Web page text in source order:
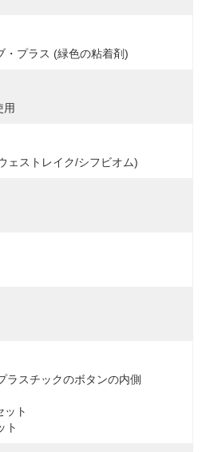
・プラス (緑色の粘着剤)
用
ェストレイク/シフビオム)
ラスチックのボタンの内側
ット
ト